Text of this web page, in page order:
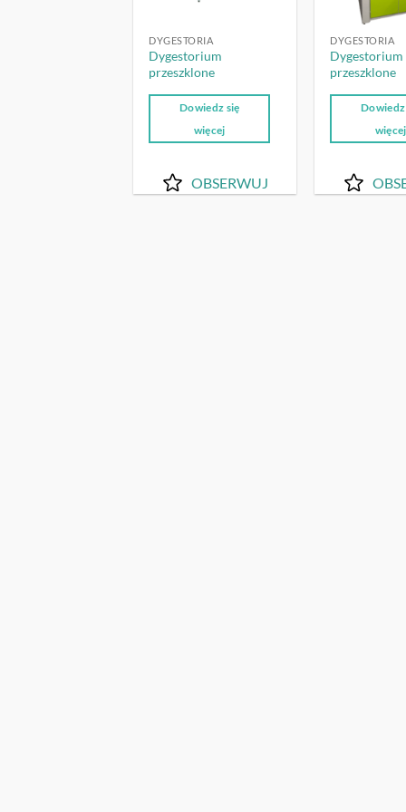
DYGESTORIA
Dygestorium
przeszklone
Dowiedz się
więcej
OBSERWUJ
DYGESTORIA
Dygestorium
przeszklone
Dowiedz
więcej